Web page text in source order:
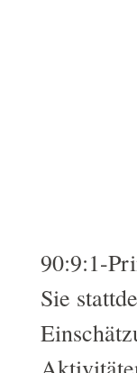
90:9:1-
Sie